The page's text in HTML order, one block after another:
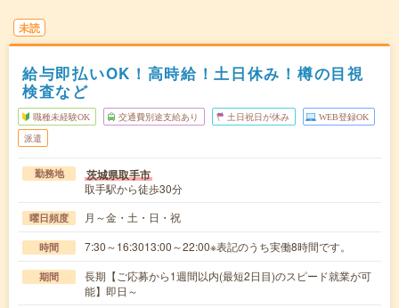
未読
給与即払いOK！高時給！土日休み！樽の目視
検査など
職種未経験OK 交通費別途支給あり 土日祝日が休み WEB登録OK
派遣
勤務地 茨城県取手市
取手駅から徒歩30分
曜日頻度 月～金・土・日・祝
時間 7:30～16:3013:00～22:00※表記のうち実働8時間です。
期間
長期【ご応募から1週間以内(最短2日目)のスピード就業が可
能】即日～